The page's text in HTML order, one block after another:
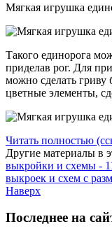
Мягкая игрушка
Такого единорога
приделав рог. Для
можно сделать
цветные элементы,
Читать полностью
Другие материалы в
выкройки и схемы -
выкроек и схем с
Наверх
Последнее на